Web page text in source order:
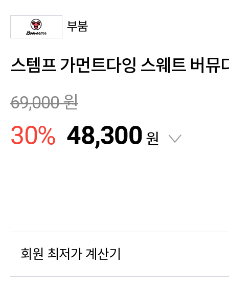
부붐
스템프 가먼트다잉 스웨트 버뮤
69,000원
30% 48,300 원
회원 최저가 계산기